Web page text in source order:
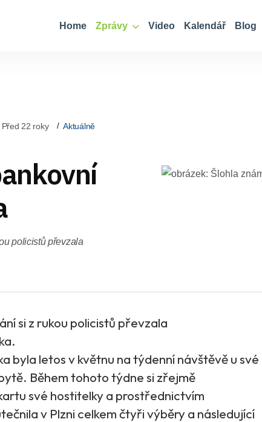
Home Zprávy Video Kalendář Blog
Před 22 roky Aktuálně
policistů převzala
si z rukou policistů převzala
byla letos v květnu na týdenní návštěvě u své
Během tohoto týdne si zřejmě
své hostitelky a prostřednictvím
v Plzni celkem čtyři výběry a následující